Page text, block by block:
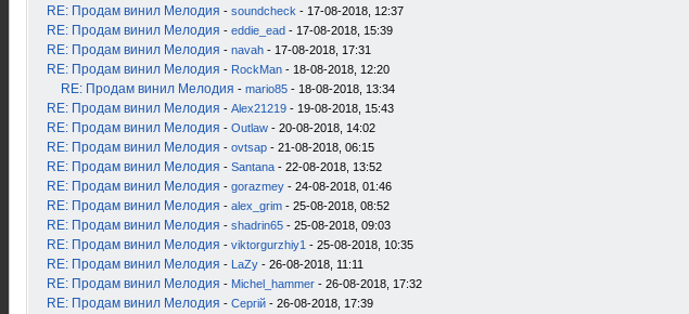
RE: Продам винил Мелодия - soundcheck - 17-08-2018, 12:37
RE: Продам винил Мелодия - eddie_ead - 17-08-2018, 15:39
RE: Продам винил Мелодия - navah - 17-08-2018, 17:31
RE: Продам винил Мелодия - RockMan - 18-08-2018, 12:20
RE: Продам винил Мелодия - mario85 - 18-08-2018, 13:34
RE: Продам винил Мелодия - Alex21219 - 19-08-2018, 15:43
RE: Продам винил Мелодия - Outlaw - 20-08-2018, 14:02
RE: Продам винил Мелодия - ovtsap - 21-08-2018, 06:15
RE: Продам винил Мелодия - Santana - 22-08-2018, 13:52
RE: Продам винил Мелодия - gorazmey - 24-08-2018, 01:46
RE: Продам винил Мелодия - alex_grim - 25-08-2018, 08:52
RE: Продам винил Мелодия - shadrin65 - 25-08-2018, 09:03
RE: Продам винил Мелодия - viktorgurzhiy1 - 25-08-2018, 10:35
RE: Продам винил Мелодия - LaZy - 26-08-2018, 11:11
RE: Продам винил Мелодия - Michel_hammer - 26-08-2018, 17:32
RE: Продам винил Мелодия - Сергій - 26-08-2018, 17:39